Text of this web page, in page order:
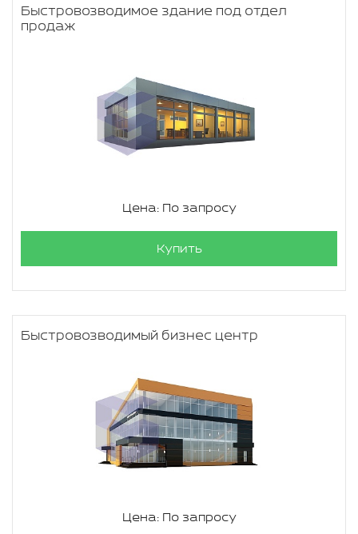
Быстровозводимое здание под отдел
продаж
Цена: По запросу
Купить
Быстровозводимый бизнес центр
Цена: По запросу